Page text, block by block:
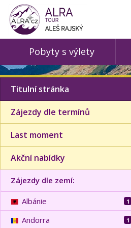
Pobyty s výlety
Titulní stránka
Zájezdy dle termínů
Last moment
Akční nabídky
Zájezdy dle zemí:
Albánie 1
Andorra 1